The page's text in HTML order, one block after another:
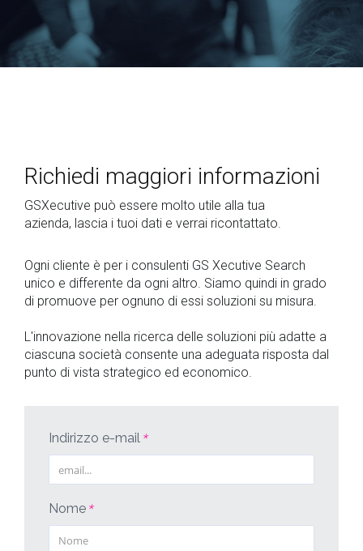
Richiedi maggiori informazioni
GSXecutive può essere molto utile alla tua
azienda, lascia i tuoi dati e verrai ricontattato.
Ogni cliente è per i consulenti GS Xecutive Search
unico e differente da ogni altro. Siamo quindi in grado
di promuove per ognuno di essi soluzioni su misura.
L'innovazione nella ricerca delle soluzioni più adatte a
ciascuna società consente una adeguata risposta dal
punto di vista strategico ed economico.
Indirizzo e-mail *
Nome *